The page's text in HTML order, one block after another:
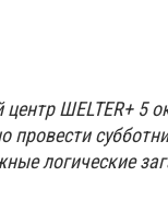
ШELTER+ 5
логические